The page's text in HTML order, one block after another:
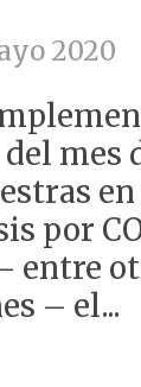
2020
mes
por
entre
– el...